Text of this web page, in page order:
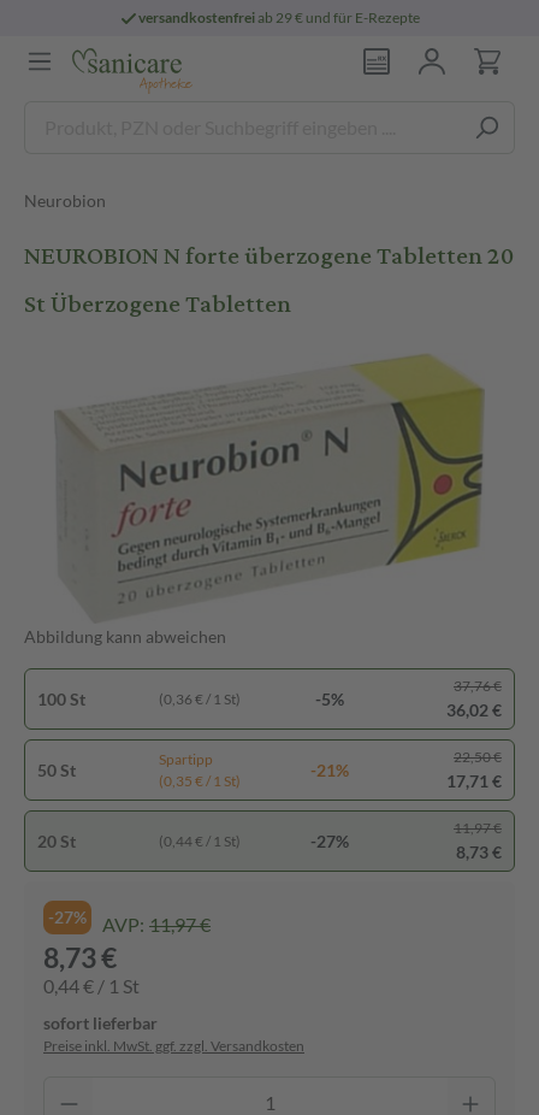
versandkostenfreiab 29 € und für E-Rezepte
Neurobion
NEUROBION N forte überzogene Tabletten 20
St Überzogene Tabletten
Abbildung kann abweichen
100 St (0,36 € / 1 St) -5%
37,76 €
36,02 €
50 St
Spartipp
(0,35 € / 1 St)
-21%
22,50 €
17,71 €
20 St (0,44 € / 1 St) -27%
11,97 €
8,73 €
-27% AVP: 11,97 €
8,73 €
0,44 € / 1 St
sofort lieferbar
Preise inkl. MwSt. ggf. zzgl. Versandkosten